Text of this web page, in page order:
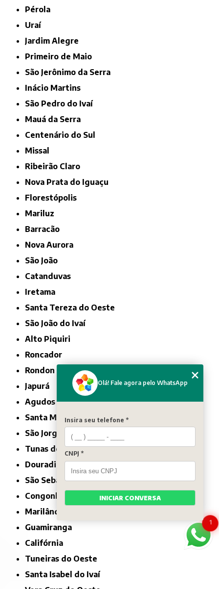
Pérola
Uraí
Jardim Alegre
Primeiro de Maio
São Jerônimo da Serra
Inácio Martins
São Pedro do Ivaí
Mauá da Serra
Centenário do Sul
Missal
Ribeirão Claro
Nova Prata do Iguaçu
Florestópolis
Mariluz
Barracão
Nova Aurora
São João
Catanduvas
Iretama
Santa Tereza do Oeste
São João do Ivaí
Alto Piquiri
Roncador
Rondon
Japurá
Agudos do Sul
Santa Maria do Oeste
São Jorge d'Oeste
Tunas do Paraná
Douradina
São Sebastião da Amoreira
Congonhinhas
Marilândia do Sul
Guamiranga
Califórnia
Tuneiras do Oeste
Santa Isabel do Ivaí
1
Olá! Fale agora pelo WhatsApp
Insira seu telefone *
CNPJ *
INICIAR CONVERSA